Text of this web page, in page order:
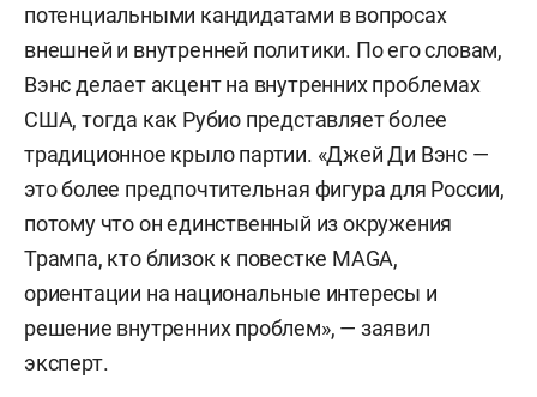
потенциальными кандидатами в вопросах
внешней и внутренней политики. По его словам,
Вэнс делает акцент на внутренних проблемах
США, тогда как Рубио представляет более
традиционное крыло партии. «Джей Ди Вэнс —
это более предпочтительная фигура для России,
потому что он единственный из окружения
Трампа, кто близок к повестке MAGA,
ориентации на национальные интересы и
решение внутренних проблем», — заявил
эксперт.